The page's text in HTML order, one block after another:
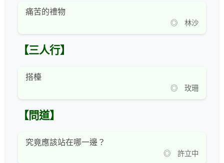
痛苦的禮物
◎ 林沙
【三人行】
搭檯
◎ 玫珊
【問道】
究竟應該站在哪一邊？
◎ 許立中